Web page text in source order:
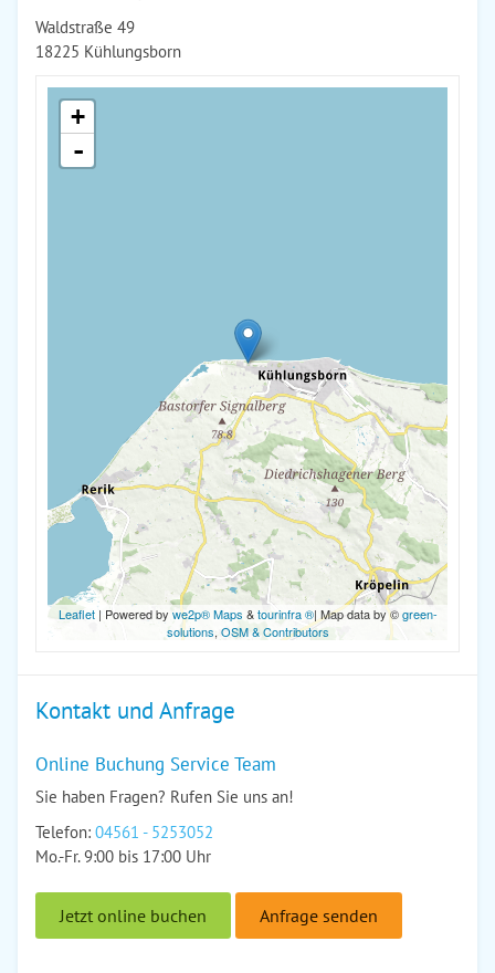
Waldstraße 49
18225 Kühlungsborn
+
-
Leaflet| Powered by we2p® Maps &tourinfra ®| Map data by ©green-
solutions, OSM & Contributors
Kontakt und Anfrage
Online Buchung Service Team
Sie haben Fragen? Rufen Sie uns an!
Telefon: 04561 - 5253052
Mo.-Fr. 9:00 bis 17:00 Uhr
Jetzt online buchen Anfrage senden